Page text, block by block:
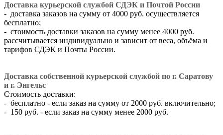
Доставка курьерской службой СДЭК и Почтой России
- доставка заказов на сумму от 4000 руб. осуществляется
бесплатно;
- стоимость доставки заказов на сумму менее 4000 руб.
рассчитывается индивидуально и зависит от веса, объёма и
тарифов СДЭК и Почты России.
Доставка собственной курьерской службой по г. Саратову
и г. Энгельс
Стоимость доставки:
- бесплатно - если заказ на сумму от 2000 руб. включительно;
- 150 руб. - если заказ на сумму менее 2000 руб.